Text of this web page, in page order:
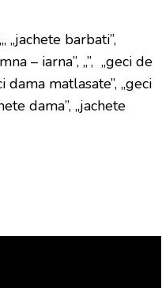
„, „jachete barbati”,
– iarna”, „”, „geci de
dama matlasate”, „geci
dama”, „jachete